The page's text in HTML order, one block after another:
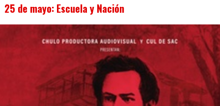
25 de mayo: Escuela y Nación